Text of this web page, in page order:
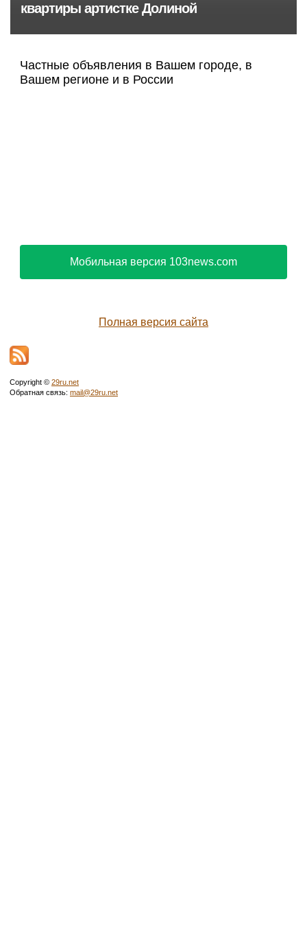
квартиры артистке Долиной
Частные объявления в Вашем городе, в
Вашем регионе и в России
Мобильная версия 103news.com
Полная версия сайта
Copyright © 29ru.net
Обратная связь: mail@29ru.net